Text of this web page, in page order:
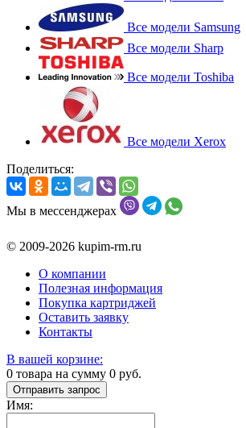
Все модели Samsung
Все модели Sharp
Все модели Toshiba
Все модели Xerox
Поделиться:
Мы в мессенджерах
© 2009-2026 kupim-rm.ru
О компании
Полезная информация
Покупка картриджей
Оставить заявку
Контакты
В вашей корзине:
0 товара на сумму 0 руб.
Отправить запрос
Имя: